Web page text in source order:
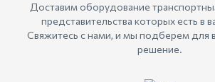
Доставим оборудование
представительства которых есть в
Свяжитесь с нами, и мы подберем для
решение.